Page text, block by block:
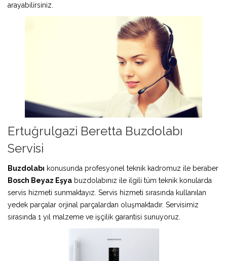
arayabilirsiniz.
Ertuğrulgazi Beretta Buzdolabı
Servisi
Buzdolabı konusunda profesyonel teknik kadromuz ile beraber
Bosch Beyaz Eşya buzdolabınız ile ilgili tüm teknik konularda
servis hizmeti sunmaktayız. Servis hizmeti sırasında kullanılan
yedek parçalar orjinal parçalardan oluşmaktadır. Servisimiz
sırasında 1 yıl malzeme ve işçilik garantisi sunuyoruz.